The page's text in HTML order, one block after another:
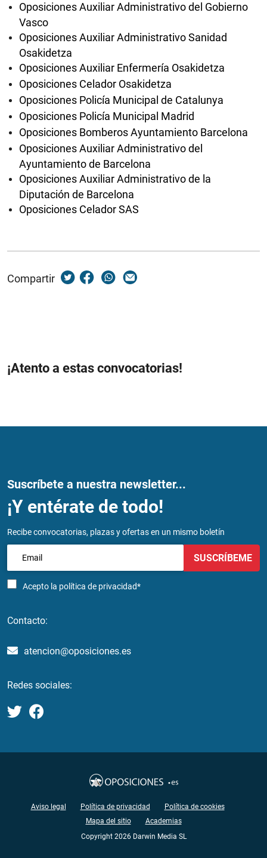
Oposiciones Auxiliar Administrativo del Gobierno
Vasco
Oposiciones Auxiliar Administrativo Sanidad
Osakidetza
Oposiciones Auxiliar Enfermería Osakidetza
Oposiciones Celador Osakidetza
Oposiciones Policía Municipal de Catalunya
Oposiciones Policía Municipal Madrid
Oposiciones Bomberos Ayuntamiento Barcelona
Oposiciones Auxiliar Administrativo del
Ayuntamiento de Barcelona
Oposiciones Auxiliar Administrativo de la
Diputación de Barcelona
Oposiciones Celador SAS
Compartir
¡Atento a estas convocatorias!
Suscríbete a nuestra newsletter...
¡Y entérate de todo!
Recibe convocatorias, plazas y ofertas en un mismo boletín
Acepto la política de privacidad*
SUSCRÍBEME
Contacto:
atencion@oposiciones.es
Redes sociales:
Aviso legal Política de privacidad
Política de cookies
Mapa del sitio
Academias
Copyright 2026 Darwin Media SL